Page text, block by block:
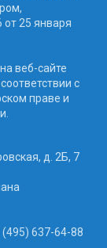
25 января
веб-сайте
с
праве и
д. 2Б, 7
(495) 637-64-88